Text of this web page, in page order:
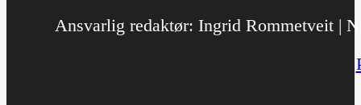
Ansvarlig redaktør: Ingrid Rommetveit |